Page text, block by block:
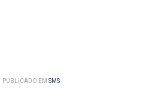
PUBLICADO EM SMS